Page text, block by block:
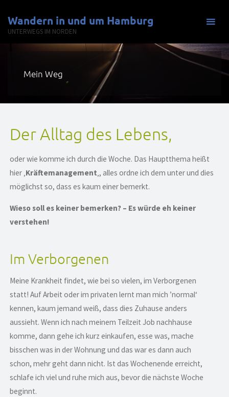
Inhalt
springen
Wandern in und um Hamburg
UNTERWEGS IM NORDEN
Mein Weg
Der Alltag des Lebens,
oder wie komme ich durch die Woche. Das Hauptthema heißt
hier ‚Kräftemanagement‚, alles ordne ich dem unter und dies
möglichst so, dass es kaum einer bemerkt.
Wieso soll es keiner bemerken? – Es würde eh keiner
verstehen!
Im Verborgenen
Meine Krankheit findet, wie bei so vielen, im Verborgenen
statt! Auf Arbeit oder im privaten lernt man mich ’normal‘
kennen, kaum jemand weiß, dass dies Zuhause anders
aussieht. Wenn ich nach meinem Teilzeit Job nachhause
komme, dann gehe ich kurz einkaufen, esse was, mache
bisschen was in der Wohnung und das war es dann auch
schon, mehr geht dann nicht. Ist das Wochenende erreicht,
schlafe ich viel und ruhe mich aus, bevor die nächste Woche
beginnt.